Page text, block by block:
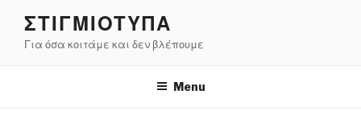
content
ΣΤΙΓΜΙΟΤΥΠΑ
Για όσα κοιτάμε και δεν βλέπουμε
Menu